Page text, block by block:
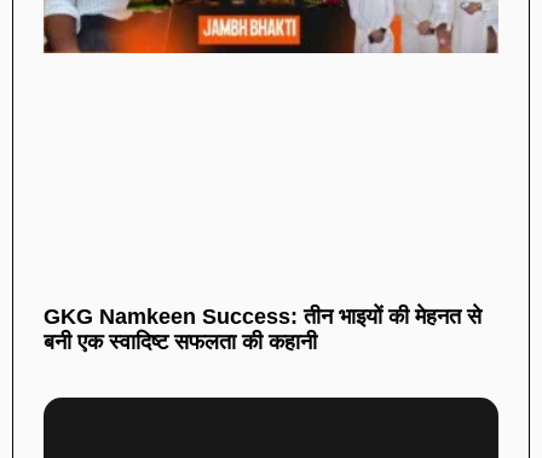
GKG Namkeen Success: तीन भाइयों की मेहनत से
बनी एक स्वादिष्ट सफलता की कहानी